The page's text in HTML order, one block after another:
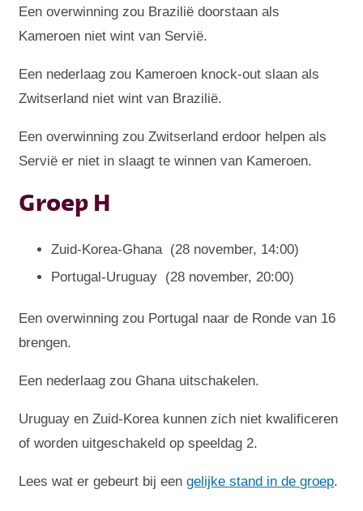
Een overwinning zou Brazilië doorstaan ​​als
Kameroen niet wint van Servië.
Een nederlaag zou Kameroen knock-out slaan als
Zwitserland niet wint van Brazilië.
Een overwinning zou Zwitserland erdoor helpen als
Servië er niet in slaagt te winnen van Kameroen.
Groep H
Zuid-Korea-Ghana (28 november, 14:00)
Portugal-Uruguay (28 november, 20:00)
Een overwinning zou Portugal naar de Ronde van 16
brengen.
Een nederlaag zou Ghana uitschakelen.
Uruguay en Zuid-Korea kunnen zich niet kwalificeren
of worden uitgeschakeld op speeldag 2.
Lees wat er gebeurt bij eengelijke stand in de groep.